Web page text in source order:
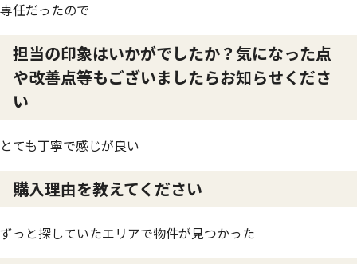
専任だったので
担当の印象はいかがでしたか？気になった点
や改善点等もございましたらお知らせくださ
い
とても丁寧で感じが良い
購入理由を教えてください
ずっと探していたエリアで物件が見つかった